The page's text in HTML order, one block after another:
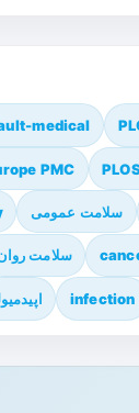
medical
PMC
سلامت عمومی
سلامت
infection